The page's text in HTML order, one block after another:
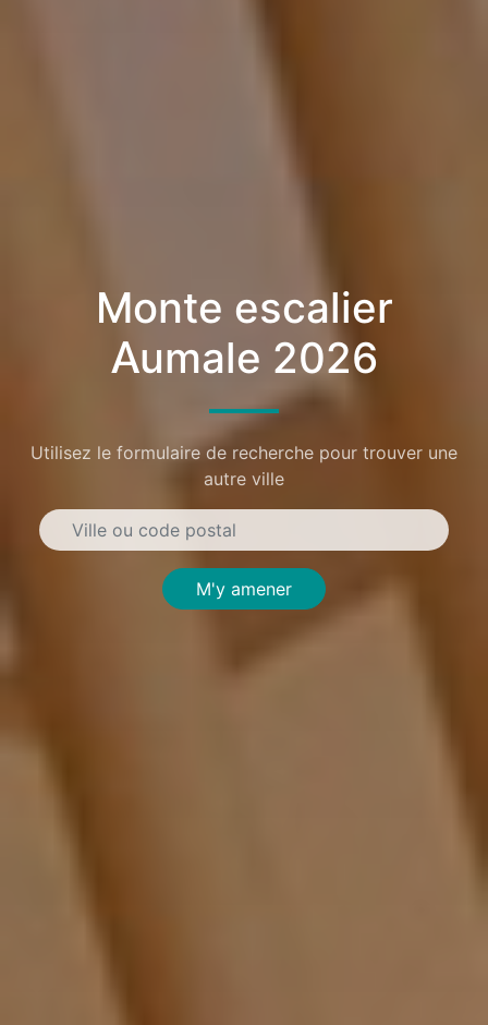
Monte escalier
Aumale 2026
Utilisez le formulaire de recherche pour trouver une
autre ville
M'y amener